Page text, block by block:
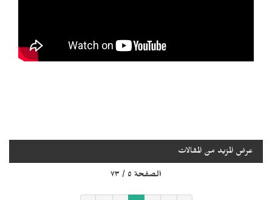
عرض المزيد من المقالات
الصفحة ٥ / ٧٣